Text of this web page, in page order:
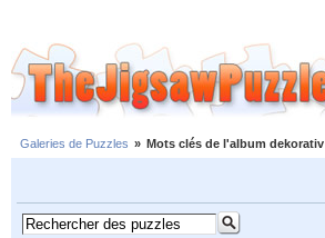
Galeries de Puzzles » Mots clés de l'album dekorativ